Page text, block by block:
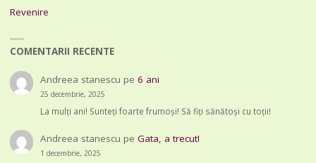
Revenire
COMENTARII RECENTE
Andreea stanescu pe6 ani
25 decembrie, 2025
La mulți ani! Sunteți foarte frumoși! Să fiți sănătoși cu toții!
Andreea stanescu peGata, a trecut!
1 decembrie, 2025